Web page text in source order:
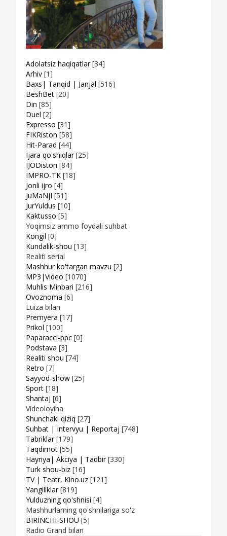
Adolatsiz haqiqatlar [34]
Arhiv [1]
Baxs| Tanqid | Janjal [516]
BeshBet [20]
Din [85]
Duel [2]
Expresso [31]
FIKRiston [58]
Hit-Parad [44]
Ijara qo'shiqlar [25]
IJODiston [84]
IMPRO-TK [18]
Jonli ijro [4]
JuMaNjI [51]
JurYuldus [10]
Kaktusso [5]
Yoqimsiz ammo foydali suhbat
Kongil [0]
Kundalik-shou [13]
Realiti serial
Mashhur ko'targan mavzu [2]
MP3|Video [1070]
Muhlis Minbari [216]
Ovoznoma [6]
Luiza bilan
Premyera [17]
Prikol [100]
Paparacci-ppc [0]
Podstava [3]
Realiti shou [74]
Retro [7]
Sayyod-show [25]
Sport [18]
Shantaj [6]
Videoloyiha
Shunchaki qiziq [27]
Suhbat | Intervyu | Reportaj [748]
Tabriklar [179]
Taqdimot [55]
Hayriya| Akciya | Tadbir [330]
Turk shou-biz [16]
TV | Teatr, Kino.uz [121]
Yangiliklar [819]
Yulduzning qo'shnisi [4]
Mashhurlarning qo'shnilariga so'z
BIRINCHI-SHOU [5]
Radio Grand bilan